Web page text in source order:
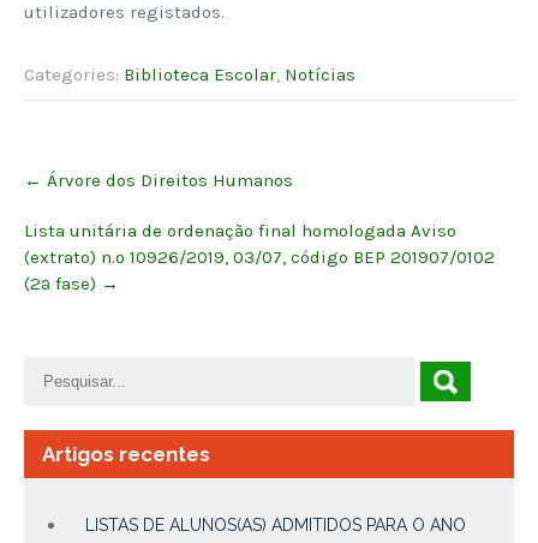
utilizadores registados.
Categories: Biblioteca Escolar, Notícias
navigation
← Árvore dos Direitos Humanos
Lista unitária de ordenação final homologada Aviso
(extrato) n.º 10926/2019, 03/07, código BEP 201907/0102
(2ª fase) →
Artigos recentes
LISTAS DE ALUNOS(AS) ADMITIDOS PARA O ANO